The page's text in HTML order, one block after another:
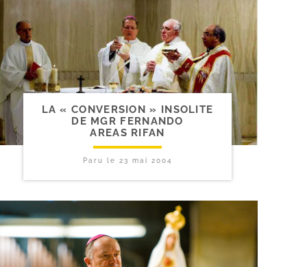
LA « CONVERSION » INSOLITE
DE MGR FERNANDO
AREAS RIFAN
Paru le 23 mai 2004